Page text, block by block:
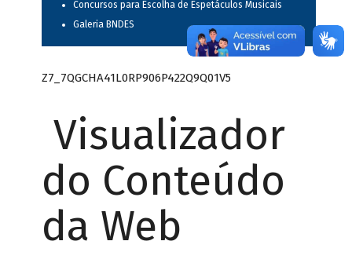
Concursos para Escolha de Espetáculos Musicais
Galeria BNDES
Z7_7QGCHA41L0RP906P422Q9Q01V5
Visualizador
do Conteúdo
da Web